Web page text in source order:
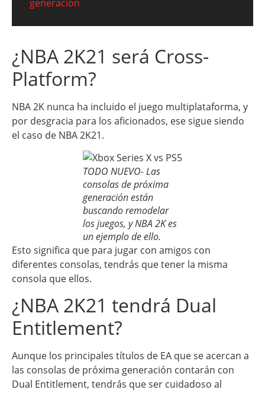
generación
¿NBA 2K21 será Cross-
Platform?
NBA 2K nunca ha incluido el juego multiplataforma, y
por desgracia para los aficionados, ese sigue siendo
el caso de NBA 2K21.
TODO NUEVO- Las
consolas de próxima
generación están
buscando remodelar
los juegos, y NBA 2K es
un ejemplo de ello.
Esto significa que para jugar con amigos con
diferentes consolas, tendrás que tener la misma
consola que ellos.
¿NBA 2K21 tendrá Dual
Entitlement?
Aunque los principales títulos de EA que se acercan a
las consolas de próxima generación contarán con
Dual Entitlement, tendrás que ser cuidadoso al